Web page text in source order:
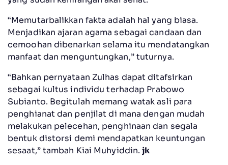
“Memutarbalikkan fakta adalah hal yang biasa.
Menjadikan ajaran agama sebagai candaan dan
cemoohan dibenarkan selama itu mendatangkan
manfaat dan menguntungkan,” tuturnya.
“Bahkan pernyataan Zulhas dapat ditafsirkan
sebagai kultus individu terhadap Prabowo
Subianto. Begitulah memang watak asli para
penghianat dan penjilat di mana dengan mudah
melakukan pelecehan, penghinaan dan segala
bentuk distorsi demi mendapatkan keuntungan
sesaat,” tambah Kiai Muhyiddin.jk